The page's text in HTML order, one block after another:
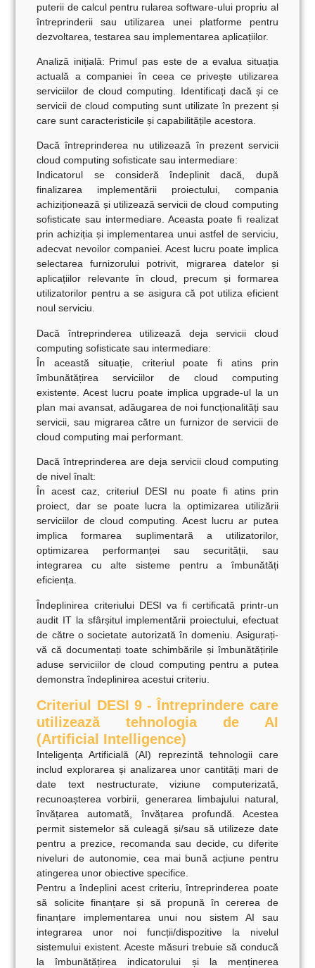
puterii de calcul pentru rularea software-ului propriu al
întreprinderii sau utilizarea unei platforme pentru
dezvoltarea, testarea sau implementarea aplicațiilor.
Analiză inițială: Primul pas este de a evalua situația
actuală a companiei în ceea ce privește utilizarea
serviciilor de cloud computing. Identificați dacă și ce
servicii de cloud computing sunt utilizate în prezent și
care sunt caracteristicile și capabilitățile acestora.
Dacă întreprinderea nu utilizează în prezent servicii
cloud computing sofisticate sau intermediare:
Indicatorul se consideră îndeplinit dacă, după
finalizarea implementării proiectului, compania
achiziționează și utilizează servicii de cloud computing
sofisticate sau intermediare. Aceasta poate fi realizat
prin achiziția și implementarea unui astfel de serviciu,
adecvat nevoilor companiei. Acest lucru poate implica
selectarea furnizorului potrivit, migrarea datelor și
aplicațiilor relevante în cloud, precum și formarea
utilizatorilor pentru a se asigura că pot utiliza eficient
noul serviciu.
Dacă întreprinderea utilizează deja servicii cloud
computing sofisticate sau intermediare:
În această situație, criteriul poate fi atins prin
îmbunătățirea serviciilor de cloud computing
existente. Acest lucru poate implica upgrade-ul la un
plan mai avansat, adăugarea de noi funcționalități sau
servicii, sau migrarea către un furnizor de servicii de
cloud computing mai performant.
Dacă întreprinderea are deja servicii cloud computing
de nivel înalt:
În acest caz, criteriul DESI nu poate fi atins prin
proiect, dar se poate lucra la optimizarea utilizării
serviciilor de cloud computing. Acest lucru ar putea
implica formarea suplimentară a utilizatorilor,
optimizarea performanței sau securității, sau
integrarea cu alte sisteme pentru a îmbunătăți
eficiența.
Îndeplinirea criteriului DESI va fi certificată printr-un
audit IT la sfârșitul implementării proiectului, efectuat
de către o societate autorizată în domeniu. Asigurați-
vă că documentați toate schimbările și îmbunătățirile
aduse serviciilor de cloud computing pentru a putea
demonstra îndeplinirea acestui criteriu.
Criteriul DESI 9 - Întreprindere care
utilizează tehnologia de AI
(Artificial Intelligence)
Inteligența Artificială (AI) reprezintă tehnologii care
includ explorarea și analizarea unor cantități mari de
date text nestructurate, viziune computerizată,
recunoașterea vorbirii, generarea limbajului natural,
învățarea automată, învățarea profundă. Acestea
permit sistemelor să culeagă și/sau să utilizeze date
pentru a prezice, recomanda sau decide, cu diferite
niveluri de autonomie, cea mai bună acțiune pentru
atingerea unor obiective specifice.
Pentru a îndeplini acest criteriu, întreprinderea poate
să solicite finanțare și să propună în cererea de
finanțare implementarea unui nou sistem AI sau
integrarea unor noi funcții/dispozitive la nivelul
sistemului existent. Aceste măsuri trebuie să conducă
la îmbunătățirea indicatorului și la menținerea